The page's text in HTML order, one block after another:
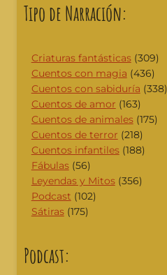
Tipo de Narración:
Criaturas fantásticas(309)
Cuentos con magia (436)
Cuentos con sabiduría (338)
Cuentos de amor (163)
Cuentos de animales(175)
Cuentos de terror (218)
Cuentos infantiles(188)
Fábulas(56)
Leyendas y Mitos(356)
Podcast (102)
Sátiras(175)
Podcast: